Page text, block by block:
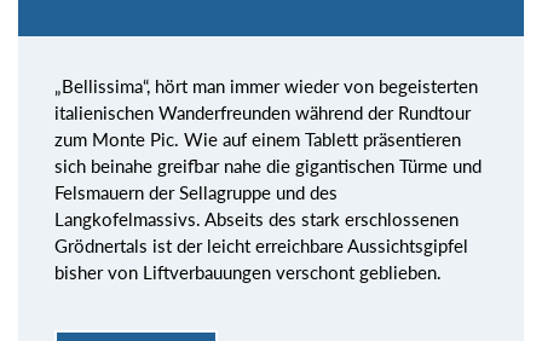
„Bellissima“, hört man immer wieder von begeisterten
italienischen Wanderfreunden während der Rundtour
zum Monte Pic. Wie auf einem Tablett präsentieren
sich beinahe greifbar nahe die gigantischen Türme und
Felsmauern der Sellagruppe und des
Langkofelmassivs. Abseits des stark erschlossenen
Grödnertals ist der leicht erreichbare Aussichtsgipfel
bisher von Liftverbauungen verschont geblieben.